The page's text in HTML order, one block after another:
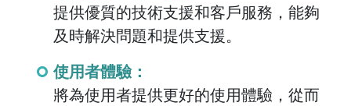
提供優質的技術支援和客戶服務，能夠
及時解決問題和提供支援。
使用者體驗：
將為使用者提供更好的使用體驗，從而